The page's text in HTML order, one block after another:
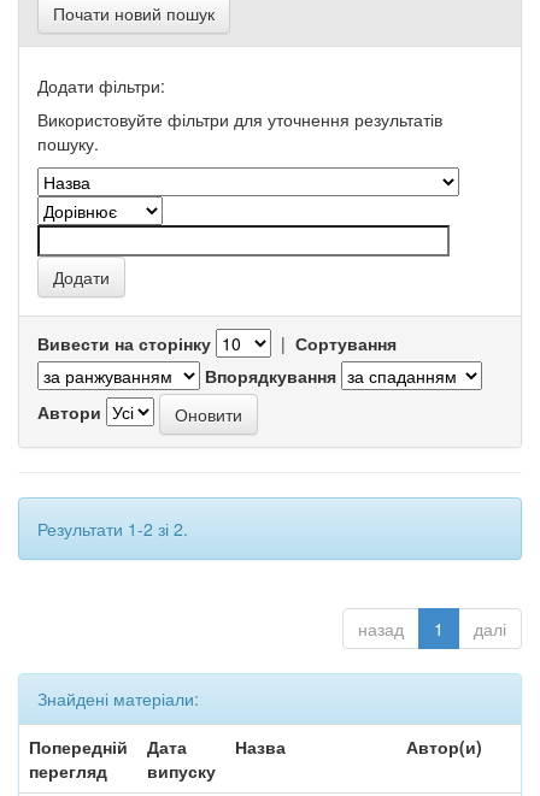
Почати новий пошук
Додати фільтри:
Використовуйте фільтри для уточнення результатів
пошуку.
Вивести на сторінку | Сортування
Впорядкування
Автори
Результати 1-2 зі 2.
назад 1 далі
Знайдені матеріали:
Попередній
перегляд
Дата
випуску
Назва Автор(и)